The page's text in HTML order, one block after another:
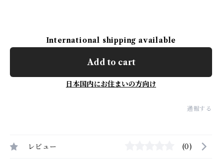
International shipping available
Add to cart
日本国内にお住まいの方向け
通報する
レビュー (0)